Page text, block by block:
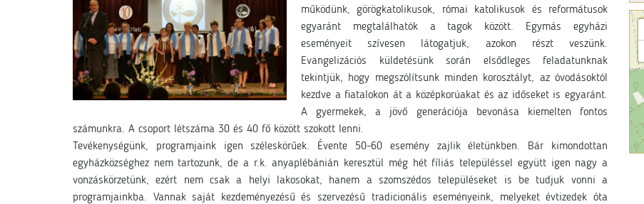
működünk, görögkatolikusok, római katolikusok és reformátusok
egyaránt megtalálhatók a tagok között. Egymás egyházi
eseményeit szívesen látogatjuk, azokon részt veszünk.
Evangelizációs küldetésünk során elsődleges feladatunknak
tekintjük, hogy megszólítsunk minden korosztályt, az óvodásoktól
kezdve a fiatalokon át a középkorúakat és az időseket is egyaránt.
A gyermekek, a jövő generációja bevonása kiemelten fontos
számunkra. A csoport létszáma 30 és 40 fő között szokott lenni.
Tevékenységünk, programjaink igen széleskörűek. Évente 50-60 esemény zajlik életünkben. Bár kimondottan
egyházközséghez nem tartozunk, de a r.k. anyaplébánián keresztül még hét fíliás településsel együtt igen nagy a
vonzáskörzetünk, ezért nem csak a helyi lakosokat, hanem a szomszédos településeket is be tudjuk vonni a
programjainkba. Vannak saját kezdeményezésű és szervezésű tradicionális eseményeink, melyeket évtizedek óta